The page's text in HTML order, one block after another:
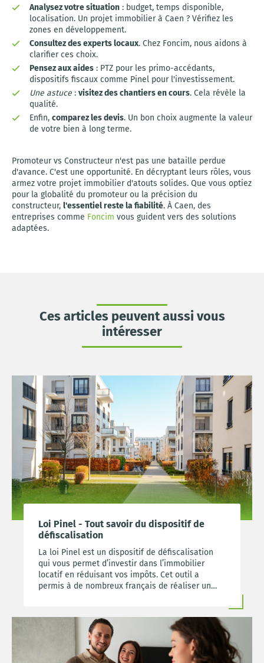
Analysez votre situation : budget, temps disponible,
localisation. Un projet immobilier à Caen ? Vérifiez les
zones en développement.
Consultez des experts locaux. Chez Foncim, nous aidons à
clarifier ces choix.
Pensez aux aides : PTZ pour les primo-accédants,
dispositifs fiscaux comme Pinel pour l'investissement.
Une astuce : visitez des chantiers en cours. Cela révèle la
qualité.
Enfin, comparez les devis. Un bon choix augmente la valeur
de votre bien à long terme.
Promoteur vs Constructeur n'est pas une bataille perdue
d'avance. C'est une opportunité. En décryptant leurs rôles, vous
armez votre projet immobilier d'atouts solides. Que vous optiez
pour la globalité du promoteur ou la précision du
constructeur, l'essentiel reste la fiabilité. À Caen, des
entreprises comme Foncim vous guident vers des solutions
adaptées.
Ces articles peuvent aussi vous
intéresser
Loi Pinel - Tout savoir du dispositif de
défiscalisation
La loi Pinel est un dispositif de défiscalisation
qui vous permet d’investir dans l’immobilier
locatif en réduisant vos impôts. Cet outil a
permis à de nombreux français de réaliser un
d’une réduction d’impôts avantageuse.